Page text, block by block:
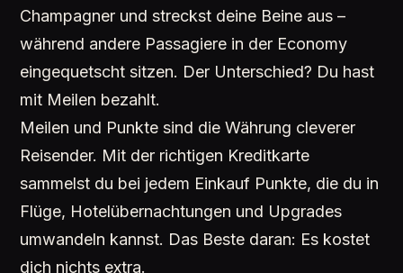
Champagner und streckst deine Beine aus –
während andere Passagiere in der Economy
eingequetscht sitzen. Der Unterschied? Du hast
mit Meilen bezahlt.
Meilen und Punkte sind die Währung cleverer
Reisender. Mit der richtigen Kreditkarte
sammelst du bei jedem Einkauf Punkte, die du in
Flüge, Hotelübernachtungen und Upgrades
umwandeln kannst. Das Beste daran: Es kostet
dich nichts extra.